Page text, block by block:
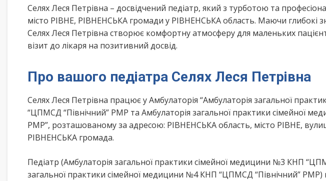
Селях Леся Петрівна – досвідчений педіатр, який з турботою та
місто РІВНЕ, РІВНЕНСЬКА громади у РІВНЕНСЬКА область. Маючи глибокі
Селях Леся Петрівна створює комфортну атмосферу для маленьких
візит до лікаря на позитивний досвід.
Про вашого педіатра Селях Леся Петрівна
Селях Леся Петрівна працює у Амбулаторія “Амбулаторія загальної
“ЦПМСД “Північний” РМР та Амбулаторія загальної практики сімейної
РМР”, розташованому за адресою: РІВНЕНСЬКА область, місто РІВНЕ,
РІВНЕНСЬКА громада.
Педіатр (Амбулаторія загальної практики сімейної медицини №3 КНП
загальної практики сімейної медицини №4 КНП “ЦПМСД “Північний”